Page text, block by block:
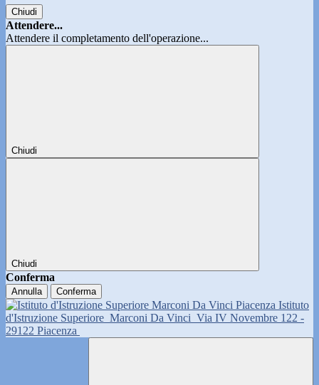
Chiudi
Attendere...
Attendere il completamento dell'operazione...
Chiudi
Chiudi
Conferma
Annulla Conferma
Istituto
d'Istruzione Superiore Marconi Da Vinci Via IV Novembre 122 -
29122 Piacenza